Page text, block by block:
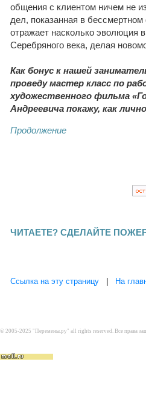
общения с клиентом ничем не
дел, показанная в
отражает насколько эволюция
Серебряного века, делая
Как бонус к нашей
проведу мастер класс по
художественного фильма
Андреевича покажу, как
Продолжение
ЧИТАЕТЕ? СДЕЛАЙТЕ
Ссылка на эту страницу На
© 2005-2025 "Перемены.ру" all rights reserved. Все права